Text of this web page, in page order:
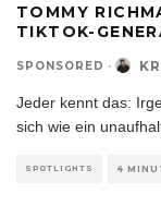
TOMMY
TIKTOK-
SPONSORED ·
Jeder kennt das:
sich wie ein
SPOTLIGHTS 4